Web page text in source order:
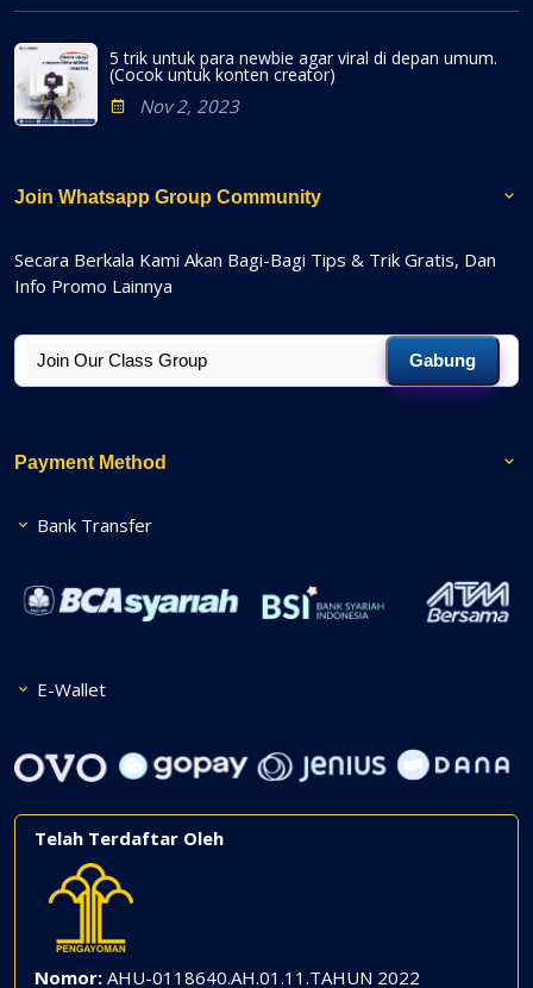
5 trik untuk para newbie agar viral di depan umum.
(Cocok untuk konten creator)
Nov 2, 2023
Join Whatsapp Group Community
Secara Berkala Kami Akan Bagi-Bagi Tips & Trik Gratis, Dan
Info Promo Lainnya
Gabung
Payment Method
Bank Transfer
E-Wallet
Telah Terdaftar Oleh
Nomor: AHU-0118640.AH.01.11.TAHUN 2022